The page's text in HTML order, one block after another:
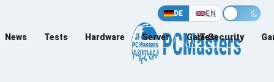
DE EN
News Tests Hardware Server Games
IT-Security